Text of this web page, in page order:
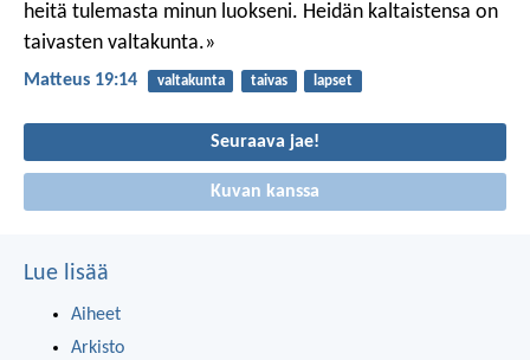
heitä tulemasta minun luokseni. Heidän kaltaistensa on
taivasten valtakunta.»
Matteus 19:14 valtakunta taivas lapset
Seuraava jae!
Kuvan kanssa
Lue lisää
Aiheet
Arkisto